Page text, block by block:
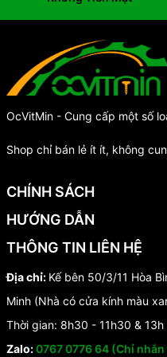
OcVitMin - Cung cấp một số
Shop chỉ bán lẻ ít ít, không
CHÍNH SÁCH
HƯỚNG DẪN
THÔNG TIN LIÊN HỆ
Địa chỉ: Kế bên 50/3/11 Hòa
Minh (Nhà có cửa kính màu
Thời gian: 8h30 - 11h30 &
Zalo:0767 0776 64 (Chỉ nhắn